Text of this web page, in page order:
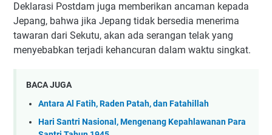
Deklarasi Postdam juga memberikan ancaman kepada
Jepang, bahwa jika Jepang tidak bersedia menerima
tawaran dari Sekutu, akan ada serangan telak yang
menyebabkan terjadi kehancuran dalam waktu singkat.
BACA JUGA
Antara Al Fatih, Raden Patah, dan Fatahillah
Hari Santri Nasional, Mengenang Kepahlawanan Para